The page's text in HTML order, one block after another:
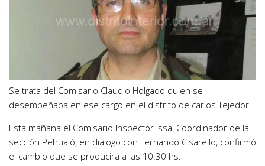
Se trata del Comisario Claudio Holgado quien se
desempeñaba en ese cargo en el distrito de carlos Tejedor.
Esta mañana el Comisario Inspector Issa, Coordinador de la
sección Pehuajó, en diálogo con Fernando Cisarello, confirmó
el cambio que se producirá a las 10:30 hs.